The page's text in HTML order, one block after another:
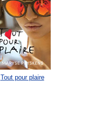
Tout pour plaire